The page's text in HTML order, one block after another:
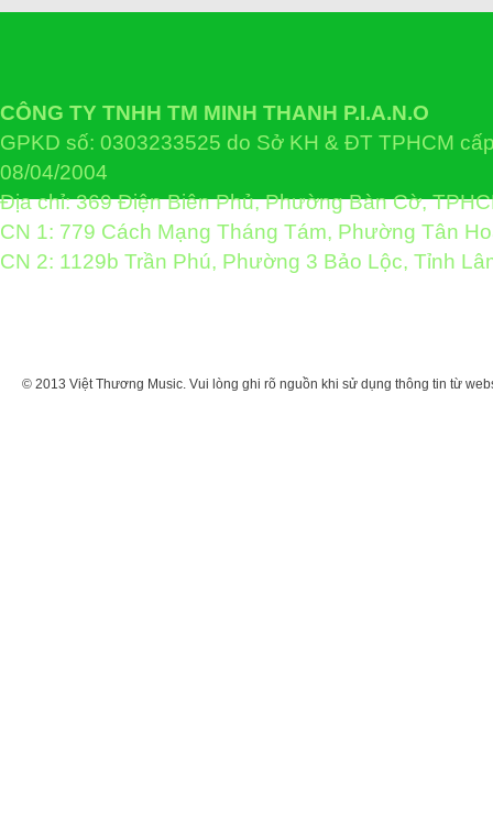
CÔNG TY TNHH TM MINH THANH P.I.A.N.O
GPKD số: 0303233525 do Sở KH & ĐT TPHCM
08/04/2004
Địa chỉ: 369 Điện Biên Phủ, Phường Bàn Cờ,
CN 1: 779 Cách Mạng Tháng Tám, Phường Tân
CN 2: 1129b Trần Phú, Phường 3 Bảo Lộc, Tỉnh
© 2013 Việt Thương Music. Vui lòng ghi rõ nguồn khi sử dụng thông tin từ